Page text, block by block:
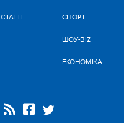
СТАТТІ СПОРТ
ШОУ-BIZ
ЕКОНОМІКА